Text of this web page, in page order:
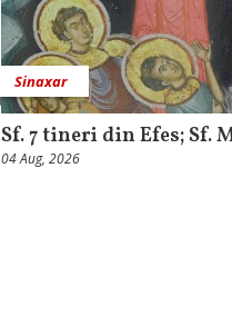
Sinaxar
Sf. 7 tineri din Efes; Sf.
04 Aug, 2026